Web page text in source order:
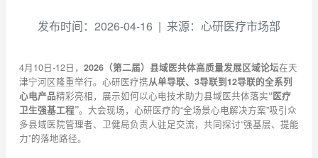
发布时间：2026-04-16 | 来源：心研医疗市场部
4月10日-12日， 2026（第二届）县域医共体高质量发展区域论坛在天
津宁河区隆重举行。心研医疗携从单导联、3导联到12导联的全系列
心电产品精彩亮相，展示如何以心电技术助力县域医共体落实“医疗
卫生强基工程”。大会现场，心研医疗的“全场景心电解决方案”吸引众
多县域医院管理者、卫健局负责人驻足交流，共同探讨“强基层、提能
力”的落地路径。